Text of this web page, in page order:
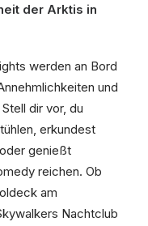
der Arktis in
werden an Bord
und
dir vor, du
erkundest
genießt
reichen. Ob
am
Nachtclub